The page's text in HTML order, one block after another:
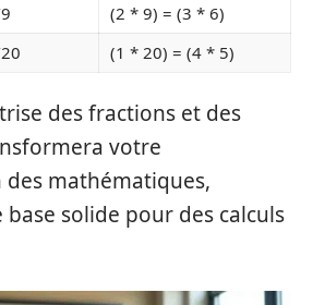
(2 * 9) = (3 * 6)
(1 * 20) = (4 * 5)
des fractions et des
votre
mathématiques,
solide pour des calculs